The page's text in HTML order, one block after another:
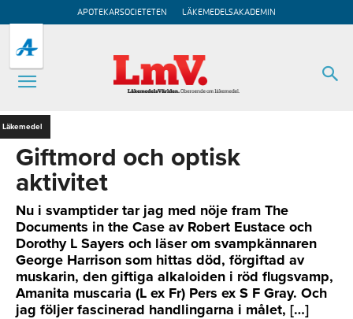
APOTEKARSOCIETETEN LÄKEMEDELSAKADEMIN
Läkemedel
Giftmord och optisk
aktivitet
Nu i svamptider tar jag med nöje fram The
Documents in the Case av Robert Eustace och
Dorothy L Sayers och läser om svampkännaren
George Harrison som hittas död, förgiftad av
muskarin, den giftiga alkaloiden i röd flugsvamp,
Amanita muscaria (L ex Fr) Pers ex S F Gray. Och
jag följer fascinerad handlingarna i målet, […]